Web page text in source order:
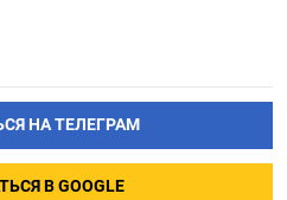
НА ТЕЛЕГРАМ
В GOOGLE